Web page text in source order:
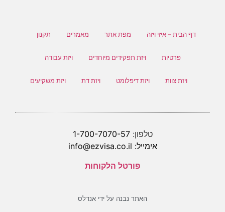
דף הבית – איזי ויזה מפת אתר מאמרים תקנון
פרטיות ויזת תפקידים מיוחדים ויזת עבודה
ויזת צוות ויזת דיפלומט ויזת דת ויזת משקיעים
טלפון:1-700-7070-57
אימייל: info@ezvisa.co.il
פורטל הלקוחות
האתר נבנה על ידי אנדלס